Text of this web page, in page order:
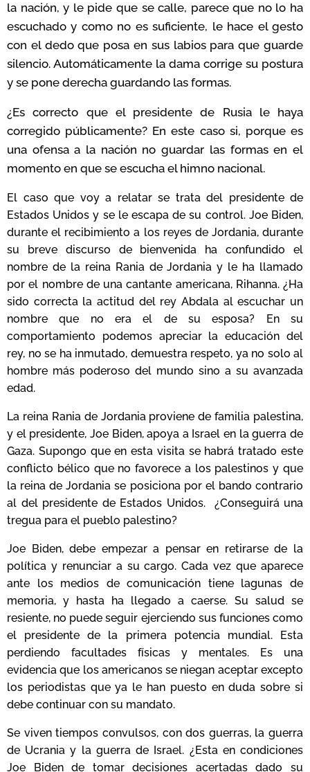
la nación, y le pide que se calle, parece que no lo ha
escuchado y como no es suficiente, le hace el gesto
con el dedo que posa en sus labios para que guarde
silencio. Automáticamente la dama corrige su postura
y se pone derecha guardando las formas.
¿Es correcto que el presidente de Rusia le haya
corregido públicamente? En este caso si, porque es
una ofensa a la nación no guardar las formas en el
momento en que se escucha el himno nacional.
El caso que voy a relatar se trata del presidente de
Estados Unidos y se le escapa de su control. Joe Biden,
durante el recibimiento a los reyes de Jordania, durante
su breve discurso de bienvenida ha confundido el
nombre de la reina Rania de Jordania y le ha llamado
por el nombre de una cantante americana, Rihanna. ¿Ha
sido correcta la actitud del rey Abdala al escuchar un
nombre que no era el de su esposa? En su
comportamiento podemos apreciar la educación del
rey, no se ha inmutado, demuestra respeto, ya no solo al
hombre más poderoso del mundo sino a su avanzada
edad.
La reina Rania de Jordania proviene de familia palestina,
y el presidente, Joe Biden, apoya a Israel en la guerra de
Gaza. Supongo que en esta visita se habrá tratado este
conflicto bélico que no favorece a los palestinos y que
la reina de Jordania se posiciona por el bando contrario
al del presidente de Estados Unidos. ¿Conseguirá una
tregua para el pueblo palestino?
Joe Biden, debe empezar a pensar en retirarse de la
política y renunciar a su cargo. Cada vez que aparece
ante los medios de comunicación tiene lagunas de
memoria, y hasta ha llegado a caerse. Su salud se
resiente, no puede seguir ejerciendo sus funciones como
el presidente de la primera potencia mundial. Esta
perdiendo facultades físicas y mentales. Es una
evidencia que los americanos se niegan aceptar excepto
los periodistas que ya le han puesto en duda sobre si
debe continuar con su mandato.
Se viven tiempos convulsos, con dos guerras, la guerra
de Ucrania y la guerra de Israel. ¿Esta en condiciones
Joe Biden de tomar decisiones acertadas dado su